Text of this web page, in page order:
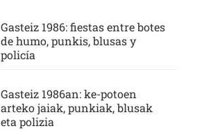
Gasteiz 1986: fiestas entre botes
de humo, punkis, blusas y
policía
Gasteiz 1986an: ke-potoen
arteko jaiak, punkiak, blusak
eta polizia